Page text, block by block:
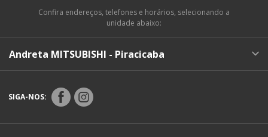
Confira endereços, telefones e horários, selecionando a
unidade abaixo:
Andreta MITSUBISHI - Piracicaba
SIGA-NOS: